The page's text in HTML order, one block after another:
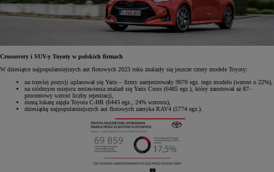
Crossovery i SUV-y Toyoty w polskich firmach
W dziesiątce najpopularniejszych aut flotowych 2023 roku znalazły się jeszcze cztery modele Toyoty:
na trzeciej pozycji uplasował się Yaris – firmy zarejestrowały 9070 egz. tego modelu (wzrost o 22%),
na siódmym miejscu zestawienia znalazł się Yaris Cross (6485 egz.), który zanotował aż 87-
procentowy wzrost liczby rejestracji,
ósmą lokatę zajęła Toyota C-HR (6443 egz., 24% wzrostu),
dziesiątkę najpopularniejszych aut flotowych zamyka RAV4 (5774 egz.).